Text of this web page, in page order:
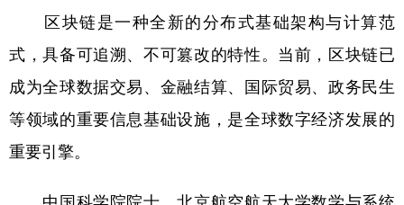
辽宁 吉林 江苏
山东 河南 湖北 湖南
广东
区块链是一种全新的分布式基础架构与计算范
式，具备可追溯、不可篡改的特性。当前，区块链已
成为全球数据交易、金融结算、国际贸易、政务民生
等领域的重要信息基础设施，是全球数字经济发展的
重要引擎。